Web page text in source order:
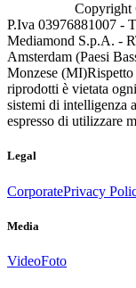
Copyright
P.Iva 03976881007 -
Mediamond S.p.A. -
Amsterdam (Paesi
Monzese (MI)Rispetto
riprodotti è vietata
sistemi di intelligenza
espresso di utilizzare
Legal
CorporatePrivacy
Media
VideoFoto